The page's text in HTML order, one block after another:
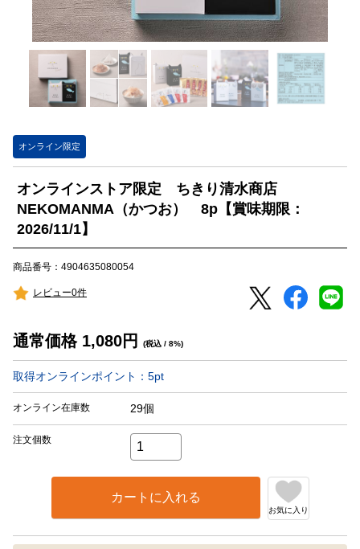
オンライン限定
オンラインストア限定 ちきり清水商店
NEKOMANMA（かつお） 8p【賞味期限：
2026/11/1】
商品番号：4904635080054
レビュー0件
通常価格 1,080円 (税込 / 8%)
取得オンラインポイント： 5pt
オンライン在庫数 29個
注文個数
カートに入れる
お気に入り